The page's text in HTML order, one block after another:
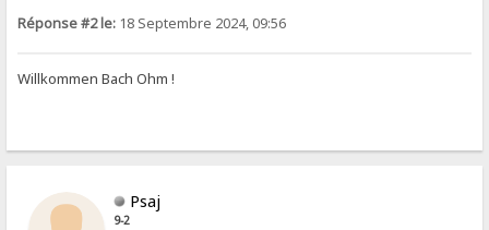
Réponse #2 le: 18 Septembre 2024, 09:56
Willkommen Bach Ohm !
Psaj
9-2